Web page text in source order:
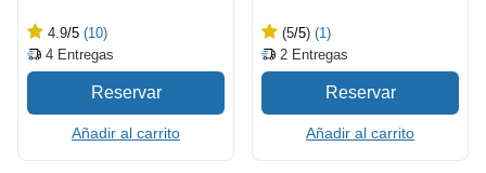
4.9/5 (10)
4 Entregas
Añadir al carrito
(5/5) (1)
2 Entregas
Añadir al carrito